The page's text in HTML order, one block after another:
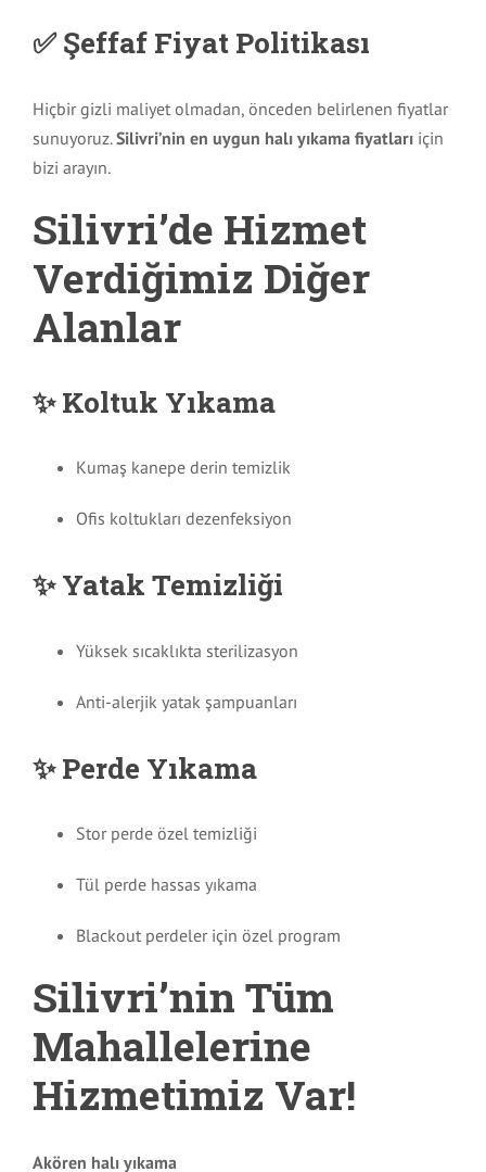
✅ Şeffaf Fiyat Politikası
Hiçbir gizli maliyet olmadan, önceden belirlenen fiyatlar
sunuyoruz.Silivri’nin en uygun halı yıkama fiyatlarıiçin
bizi arayın.
Silivri’de Hizmet
Verdiğimiz Diğer
Alanlar
✨ Koltuk Yıkama
Kumaş kanepe derin temizlik
Ofis koltukları dezenfeksiyon
✨ Yatak Temizliği
Yüksek sıcaklıkta sterilizasyon
Anti-alerjik yatak şampuanları
✨ Perde Yıkama
Stor perde özel temizliği
Tül perde hassas yıkama
Blackout perdeler için özel program
Silivri’nin Tüm
Mahallelerine
Hizmetimiz Var!
Akören halı yıkama